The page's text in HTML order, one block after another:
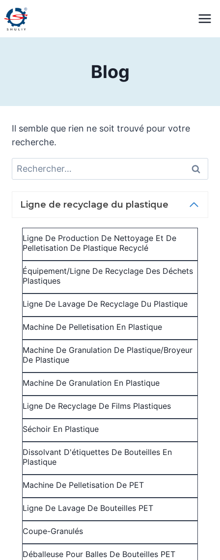
Aller
au
contenu
Blog
Il semble que rien ne soit trouvé pour votre
recherche.
Rechercher :
Ligne de recyclage du plastique
Ligne De Production De Nettoyage Et De
Pelletisation De Plastique Recyclé
Équipement/ligne De Recyclage Des Déchets
Plastiques
Ligne De Lavage De Recyclage Du Plastique
Machine De Pelletisation En Plastique
Machine De Granulation De Plastique/broyeur
De Plastique
Machine De Granulation En Plastique
Ligne De Recyclage De Films Plastiques
Séchoir En Plastique
Dissolvant D'étiquettes De Bouteilles En
Plastique
Machine De Pelletisation De PET
Ligne De Lavage De Bouteilles PET
Coupe-Granulés
Déballeuse Pour Balles De Bouteilles PET